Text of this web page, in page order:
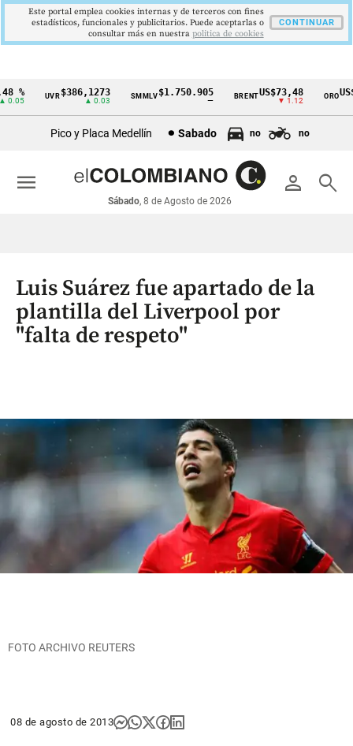
Cintillo
económicos
Colombia
% UVR$386,1273
▲ 0.03
SMMLV$1.750.905 BRENTUS$73,48
▼ 1.12
ORO
Pico y Placa Medellín Sabado no no
person search
Sábado, 8 de Agosto de 2026
menu
Luis Suárez fue apartado de la
plantilla del Liverpool por
"falta de respeto"
FOTO ARCHIVO REUTERS
08 de agosto de 2013
Este portal emplea cookies internas y de terceros con fines
estadísticos, funcionales y publicitarios. Puede aceptarlas o
consultar más en nuestra politica de cookies
CONTINUAR